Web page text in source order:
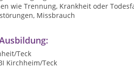
wie Trennung, Krankheit oder
Missbrauch
Teck
Kirchheim/Teck